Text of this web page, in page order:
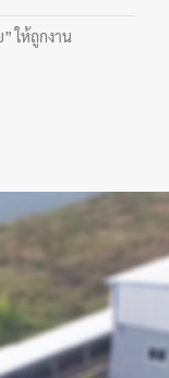
ให้ถูกงาน